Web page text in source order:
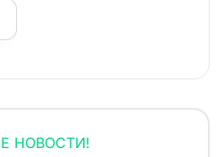
НОВОСТИ!